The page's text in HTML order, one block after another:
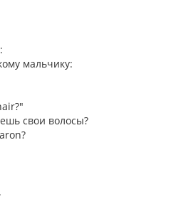
мальчику:
свои волосы?